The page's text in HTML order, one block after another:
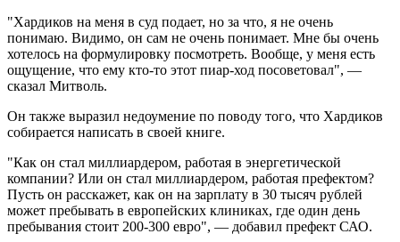
"Хардиков на меня в суд подает, но за что, я не очень
понимаю. Видимо, он сам не очень понимает. Мне бы очень
хотелось на формулировку посмотреть. Вообще, у меня есть
ощущение, что ему кто-то этот пиар-ход посоветовал", —
сказал Митволь.
Он также выразил недоумение по поводу того, что Хардиков
собирается написать в своей книге.
"Как он стал миллиардером, работая в энергетической
компании? Или он стал миллиардером, работая префектом?
Пусть он расскажет, как он на зарплату в 30 тысяч рублей
может пребывать в европейских клиниках, где один день
пребывания стоит 200-300 евро", — добавил префект САО.